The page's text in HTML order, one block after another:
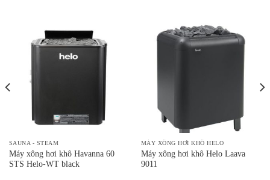
SAUNA - STEAM
Máy xông hơi khô Havanna 60
STS Helo-WT black
MÁY XÔNG HƠI KHÔ HELO
Máy xông hơi khô Helo Laava
9011